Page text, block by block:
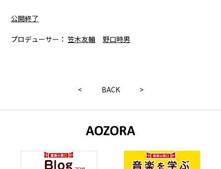
公開終了
プロデューサー：笠木友輔 野口時男
< BACK >